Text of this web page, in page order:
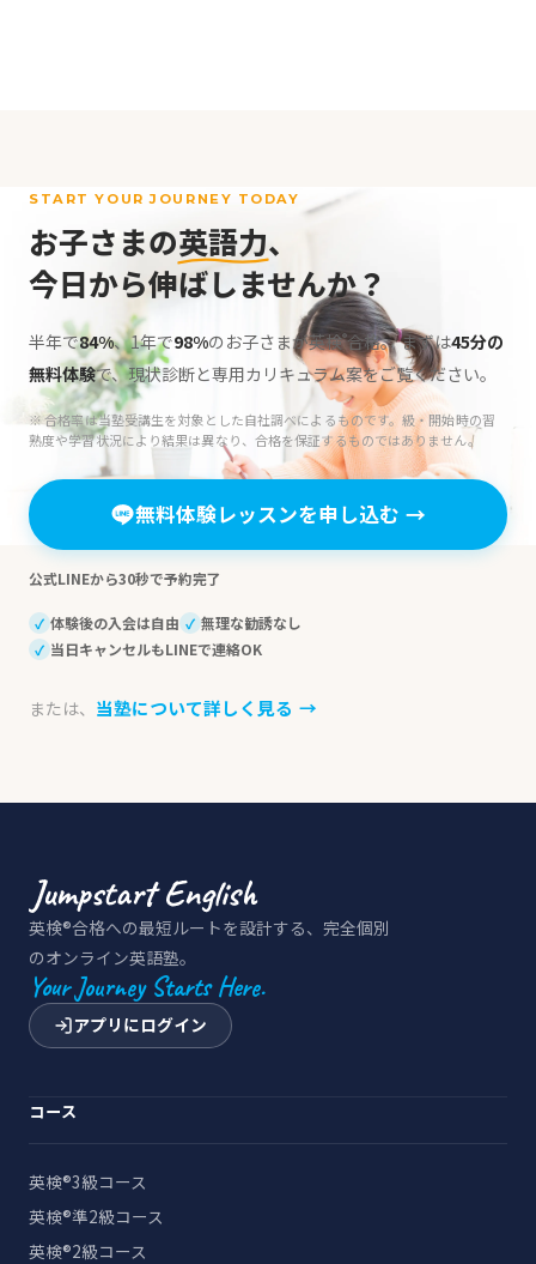
START YOUR JOURNEY TODAY
お子さまの英語力、
今日から伸ばしませんか？
半年で84%、1年で98%のお子さまが英検®合格。まずは45分の
無料体験で、現状診断と専用カリキュラム案をご覧ください。
※ 合格率は当塾受講生を対象とした自社調べによるものです。級・開始時の習
熟度や学習状況により結果は異なり、合格を保証するものではありません。
無料体験レッスンを申し込む →
公式LINEから30秒で予約完了
✓ 体験後の入会は自由 ✓ 無理な勧誘なし
✓ 当日キャンセルもLINEで連絡OK
または、 当塾について詳しく見る →
英検®合格への最短ルートを設計する、完全個別
のオンライン英語塾。
Your Journey Starts Here.
アプリにログイン
コース
英検®3級コース
英検®準2級コース
英検®2級コース